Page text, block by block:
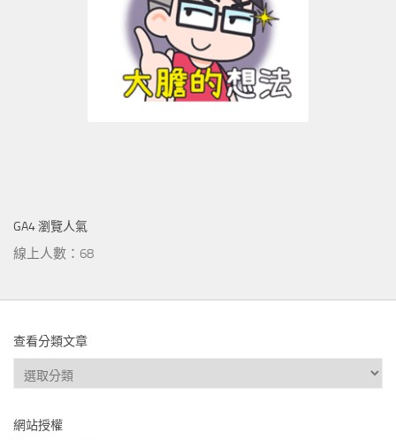
GA4 瀏覽人氣
線上人數：68
查看分類文章
查
看
類
網站授權